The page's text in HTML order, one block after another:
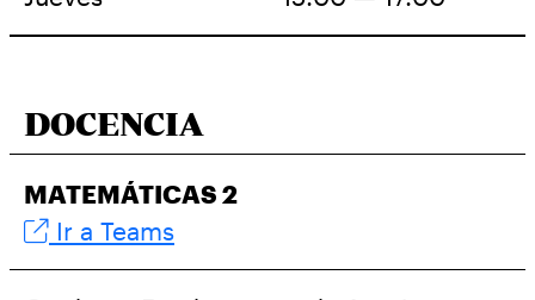
DOCENCIA
MATEMÁTICAS 2
Ir a Teams